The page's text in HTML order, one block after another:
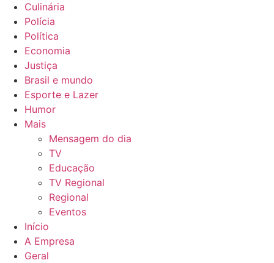
Culinária
Polícia
Política
Economia
Justiça
Brasil e mundo
Esporte e Lazer
Humor
Mais
Mensagem do dia
TV
Educação
TV Regional
Regional
Eventos
Início
A Empresa
Geral